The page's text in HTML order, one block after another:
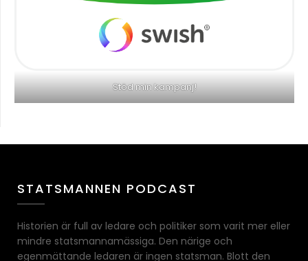
Stöd min kampanj!
STATSMANNEN PODCAST
Historien är full av ledare och politiker som varit mer eller
mindre statsmannamässiga. Den närige och
egenmättande ledaren är ingen statsman. Blott den